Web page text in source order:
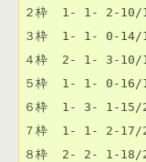
２枠  1- 1- 2-10/
３枠  1- 1- 0-14/
４枠  2- 1- 3-10/
５枠  1- 1- 0-16/
６枠  1- 3- 1-15/
７枠  1- 1- 2-
８枠  2- 2- 1-18/